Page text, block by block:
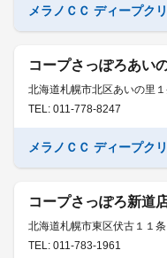
メラノＣＣ ディープク
コープさっぽろあい
北海道札幌市北区あいの里
TEL: 011-778-8247
メラノＣＣ ディープク
コープさっぽろ新道
北海道札幌市東区伏古１１
TEL: 011-783-1961